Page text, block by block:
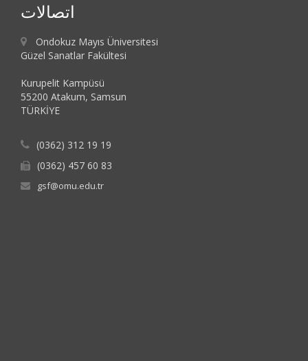
اتصالات
Ondokuz Mayıs Üniversitesi
Güzel Sanatlar Fakültesi
Kurupelit Kampüsü
55200 Atakum, Samsun
TÜRKİYE
(0362) 312 19 19
(0362) 457 60 83
gsf@omu.edu.tr